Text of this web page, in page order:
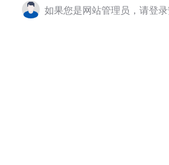
如果您是网站管理员，请登